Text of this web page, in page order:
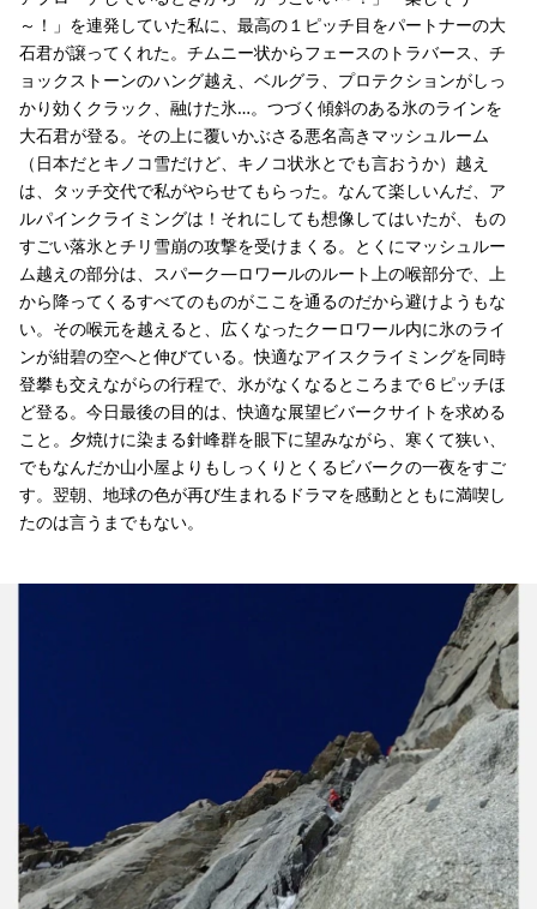
～！」を連発していた私に、最高の１ピッチ目をパートナーの大
石君が譲ってくれた。チムニー状からフェースのトラバース、チ
ョックストーンのハング越え、ベルグラ、プロテクションがしっ
かり効くクラック、融けた氷…。つづく傾斜のある氷のラインを
大石君が登る。その上に覆いかぶさる悪名高きマッシュルーム
（日本だとキノコ雪だけど、キノコ状氷とでも言おうか）越え
は、タッチ交代で私がやらせてもらった。なんて楽しいんだ、ア
ルパインクライミングは！それにしても想像してはいたが、もの
すごい落氷とチリ雪崩の攻撃を受けまくる。とくにマッシュルー
ム越えの部分は、スパーク―ロワールのルート上の喉部分で、上
から降ってくるすべてのものがここを通るのだから避けようもな
い。その喉元を越えると、広くなったクーロワール内に氷のライ
ンが紺碧の空へと伸びている。快適なアイスクライミングを同時
登攀も交えながらの行程で、氷がなくなるところまで６ピッチほ
ど登る。今日最後の目的は、快適な展望ビバークサイトを求める
こと。夕焼けに染まる針峰群を眼下に望みながら、寒くて狭い、
でもなんだか山小屋よりもしっくりとくるビバークの一夜をすご
す。翌朝、地球の色が再び生まれるドラマを感動とともに満喫し
たのは言うまでもない。